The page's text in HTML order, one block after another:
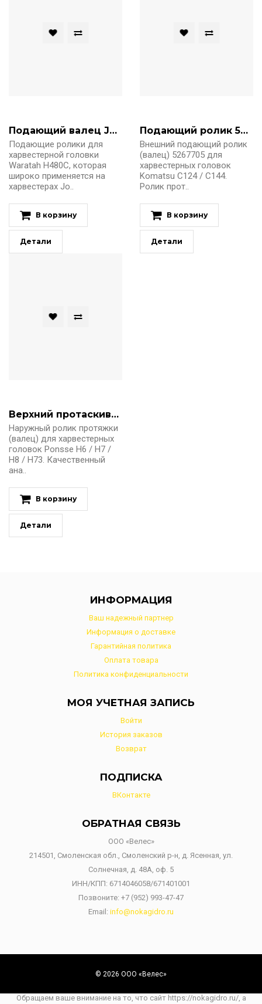
Подающий валец John Deere H480C Danfoss
Подающие ролики для
харвестерной головки
Waratah H480C, которая
широко применяется на
харвестерах Jo..
В корзину
Детали
Подающий ролик 5267705 Komatsu
Внешний подающий ролик
(валец) 5267705 для
харвестерных головок
Komatsu C124 / C144.
Ролик прот..
В корзину
Детали
Верхний протаскивающий валец AM05817 Ponsee
Наружный ролик протяжки
(валец) для харвестерных
головок Ponsse Н6 / H7 /
H8 / Н73. Качественный
ана..
В корзину
Детали
ИНФОРМАЦИЯ
Ваш надежный партнер
Информация о доставке
Гарантийная политика
Оплата товара
Политика конфиденциальности
МОЯ УЧЕТНАЯ ЗАПИСЬ
Войти
История заказов
Возврат
ПОДПИСКА
ВКонтакте
ОБРАТНАЯ СВЯЗЬ
ООО «Велес»
214501, Смоленская обл., Смоленский р-н, д. Ясенная, ул.
Солнечная, д. 48А, оф. 5
ИНН/КПП: 6714046058/671401001
Позвоните: +7 (952) 993-47-47
Email: info@nokagidro.ru
© 2026 ООО «Велес»
Обращаем ваше внимание на то, что сайт https://nokagidro.ru/, а